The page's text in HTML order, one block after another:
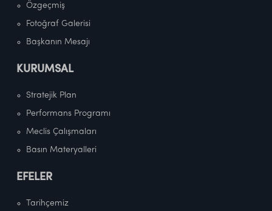
Özgeçmiş
Fotoğraf Galerisi
Başkanın Mesajı
KURUMSAL
Stratejik Plan
Performans Programı
Meclis Çalışmaları
Basın Materyalleri
EFELER
Tarihçemiz